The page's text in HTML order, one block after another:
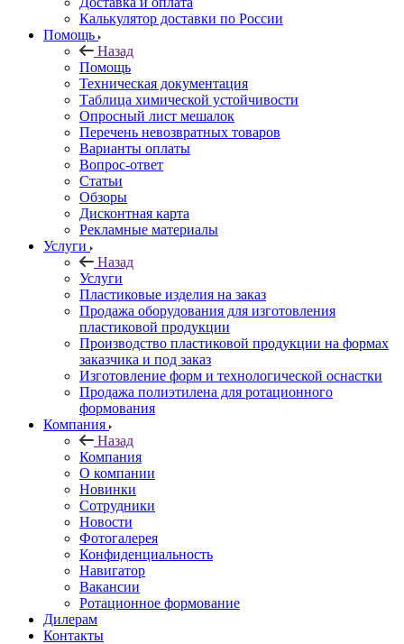
Калькулятор доставки по России
Помощь
Назад
Помощь
Техническая документация
Таблица химической устойчивости
Опросный лист мешалок
Перечень невозвратных товаров
Варианты оплаты
Вопрос-ответ
Статьи
Обзоры
Дисконтная карта
Рекламные материалы
Услуги
Назад
Услуги
Пластиковые изделия на заказ
Продажа оборудования для изготовления
пластиковой продукции
Производство пластиковой продукции на формах
заказчика и под заказ
Изготовление форм и технологической оснастки
Продажа полиэтилена для ротационного
формования
Компания
Назад
Компания
О компании
Новинки
Сотрудники
Новости
Фотогалерея
Конфиденциальность
Навигатор
Вакансии
Ротационное формование
Дилерам
Контакты